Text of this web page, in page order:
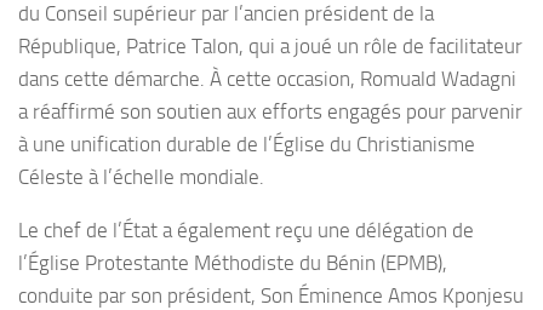
du Conseil supérieur par l’ancien président de la
République, Patrice Talon, qui a joué un rôle de facilitateur
dans cette démarche. À cette occasion, Romuald Wadagni
a réaffirmé son soutien aux efforts engagés pour parvenir
à une unification durable de l’Église du Christianisme
Céleste à l’échelle mondiale.
Le chef de l’État a également reçu une délégation de
l’Église Protestante Méthodiste du Bénin (EPMB),
conduite par son président, Son Éminence Amos Kponjesu